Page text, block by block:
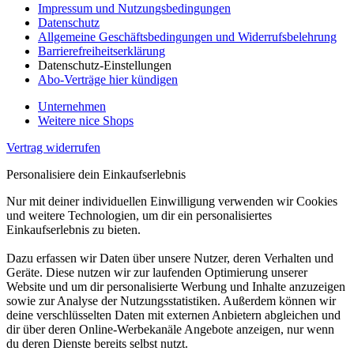
Impressum und Nutzungsbedingungen
Datenschutz
Allgemeine Geschäftsbedingungen und Widerrufsbelehrung
Barrierefreiheitserklärung
Datenschutz-Einstellungen
Abo-Verträge hier kündigen
Unternehmen
Weitere nice Shops
Vertrag widerrufen
Personalisiere dein Einkaufserlebnis
Nur mit deiner individuellen Einwilligung verwenden wir Cookies
und weitere Technologien, um dir ein personalisiertes
Einkaufserlebnis zu bieten.
Dazu erfassen wir Daten über unsere Nutzer, deren Verhalten und
Geräte. Diese nutzen wir zur laufenden Optimierung unserer
Website und um dir personalisierte Werbung und Inhalte anzuzeigen
sowie zur Analyse der Nutzungsstatistiken. Außerdem können wir
deine verschlüsselten Daten mit externen Anbietern abgleichen und
dir über deren Online-Werbekanäle Angebote anzeigen, nur wenn
du deren Dienste bereits selbst nutzt.